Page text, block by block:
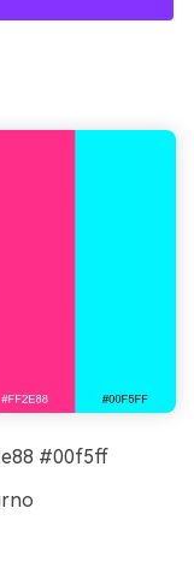
#00f5ff